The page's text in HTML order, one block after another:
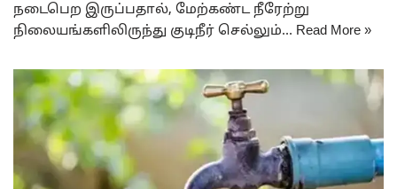
நடைபெற இருப்பதால், மேற்கண்ட நீரேற்று
நிலையங்களிலிருந்து குடிநீர் செல்லும்… Read More »